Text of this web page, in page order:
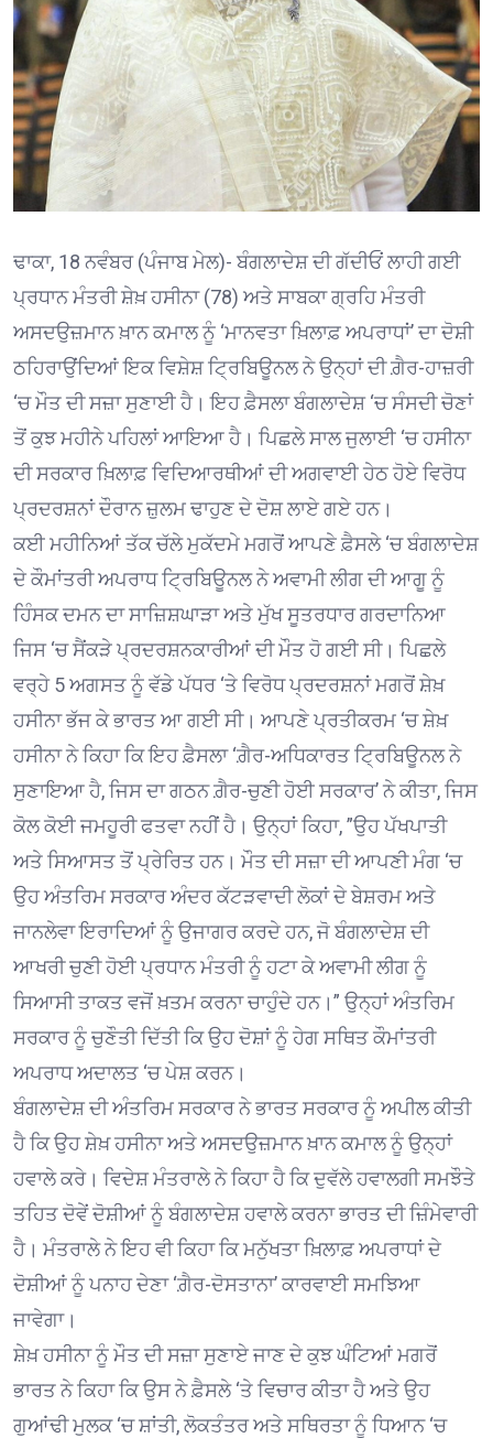
ਢਾਕਾ, 18 ਨਵੰਬਰ (ਪੰਜਾਬ ਮੇਲ)- ਬੰਗਲਾਦੇਸ਼ ਦੀ ਗੱਦੀਓਂ ਲਾਹੀ ਗਈ
ਪ੍ਰਧਾਨ ਮੰਤਰੀ ਸ਼ੇਖ਼ ਹਸੀਨਾ (78) ਅਤੇ ਸਾਬਕਾ ਗ੍ਰਹਿ ਮੰਤਰੀ
ਅਸਦਉਜ਼ਮਾਨ ਖ਼ਾਨ ਕਮਾਲ ਨੂੰ ‘ਮਾਨਵਤਾ ਖ਼ਿਲਾਫ਼ ਅਪਰਾਧਾਂ’ ਦਾ ਦੋਸ਼ੀ
ਠਹਿਰਾਉਂਦਿਆਂ ਇਕ ਵਿਸ਼ੇਸ਼ ਟ੍ਰਿਬਿਊਨਲ ਨੇ ਉਨ੍ਹਾਂ ਦੀ ਗ਼ੈਰ-ਹਾਜ਼ਰੀ
‘ਚ ਮੌਤ ਦੀ ਸਜ਼ਾ ਸੁਣਾਈ ਹੈ। ਇਹ ਫ਼ੈਸਲਾ ਬੰਗਲਾਦੇਸ਼ ‘ਚ ਸੰਸਦੀ ਚੋਣਾਂ
ਤੋਂ ਕੁਝ ਮਹੀਨੇ ਪਹਿਲਾਂ ਆਇਆ ਹੈ। ਪਿਛਲੇ ਸਾਲ ਜੁਲਾਈ ‘ਚ ਹਸੀਨਾ
ਦੀ ਸਰਕਾਰ ਖ਼ਿਲਾਫ਼ ਵਿਦਿਆਰਥੀਆਂ ਦੀ ਅਗਵਾਈ ਹੇਠ ਹੋਏ ਵਿਰੋਧ
ਪ੍ਰਦਰਸ਼ਨਾਂ ਦੌਰਾਨ ਜ਼ੁਲਮ ਢਾਹੁਣ ਦੇ ਦੋਸ਼ ਲਾਏ ਗਏ ਹਨ।
ਕਈ ਮਹੀਨਿਆਂ ਤੱਕ ਚੱਲੇ ਮੁਕੱਦਮੇ ਮਗਰੋਂ ਆਪਣੇ ਫ਼ੈਸਲੇ ‘ਚ ਬੰਗਲਾਦੇਸ਼
ਦੇ ਕੌਮਾਂਤਰੀ ਅਪਰਾਧ ਟ੍ਰਿਬਿਊਨਲ ਨੇ ਅਵਾਮੀ ਲੀਗ ਦੀ ਆਗੂ ਨੂੰ
ਹਿੰਸਕ ਦਮਨ ਦਾ ਸਾਜ਼ਿਸ਼ਘਾੜਾ ਅਤੇ ਮੁੱਖ ਸੂਤਰਧਾਰ ਗਰਦਾਨਿਆ
ਜਿਸ ‘ਚ ਸੈਂਕੜੇ ਪ੍ਰਦਰਸ਼ਨਕਾਰੀਆਂ ਦੀ ਮੌਤ ਹੋ ਗਈ ਸੀ। ਪਿਛਲੇ
ਵਰ੍ਹੇ 5 ਅਗਸਤ ਨੂੰ ਵੱਡੇ ਪੱਧਰ ‘ਤੇ ਵਿਰੋਧ ਪ੍ਰਦਰਸ਼ਨਾਂ ਮਗਰੋਂ ਸ਼ੇਖ਼
ਹਸੀਨਾ ਭੱਜ ਕੇ ਭਾਰਤ ਆ ਗਈ ਸੀ। ਆਪਣੇ ਪ੍ਰਤੀਕਰਮ ‘ਚ ਸ਼ੇਖ਼
ਹਸੀਨਾ ਨੇ ਕਿਹਾ ਕਿ ਇਹ ਫ਼ੈਸਲਾ ‘ਗ਼ੈਰ-ਅਧਿਕਾਰਤ ਟ੍ਰਿਬਿਊਨਲ ਨੇ
ਸੁਣਾਇਆ ਹੈ, ਜਿਸ ਦਾ ਗਠਨ ਗ਼ੈਰ-ਚੁਣੀ ਹੋਈ ਸਰਕਾਰ’ ਨੇ ਕੀਤਾ, ਜਿਸ
ਕੋਲ ਕੋਈ ਜਮਹੂਰੀ ਫਤਵਾ ਨਹੀਂ ਹੈ। ਉਨ੍ਹਾਂ ਕਿਹਾ, ”ਉਹ ਪੱਖਪਾਤੀ
ਅਤੇ ਸਿਆਸਤ ਤੋਂ ਪ੍ਰੇਰਿਤ ਹਨ। ਮੌਤ ਦੀ ਸਜ਼ਾ ਦੀ ਆਪਣੀ ਮੰਗ ‘ਚ
ਉਹ ਅੰਤਰਿਮ ਸਰਕਾਰ ਅੰਦਰ ਕੱਟੜਵਾਦੀ ਲੋਕਾਂ ਦੇ ਬੇਸ਼ਰਮ ਅਤੇ
ਜਾਨਲੇਵਾ ਇਰਾਦਿਆਂ ਨੂੰ ਉਜਾਗਰ ਕਰਦੇ ਹਨ, ਜੋ ਬੰਗਲਾਦੇਸ਼ ਦੀ
ਆਖਰੀ ਚੁਣੀ ਹੋਈ ਪ੍ਰਧਾਨ ਮੰਤਰੀ ਨੂੰ ਹਟਾ ਕੇ ਅਵਾਮੀ ਲੀਗ ਨੂੰ
ਸਿਆਸੀ ਤਾਕਤ ਵਜੋਂ ਖ਼ਤਮ ਕਰਨਾ ਚਾਹੁੰਦੇ ਹਨ।” ਉਨ੍ਹਾਂ ਅੰਤਰਿਮ
ਸਰਕਾਰ ਨੂੰ ਚੁਣੌਤੀ ਦਿੱਤੀ ਕਿ ਉਹ ਦੋਸ਼ਾਂ ਨੂੰ ਹੇਗ ਸਥਿਤ ਕੌਮਾਂਤਰੀ
ਅਪਰਾਧ ਅਦਾਲਤ ‘ਚ ਪੇਸ਼ ਕਰਨ।
ਬੰਗਲਾਦੇਸ਼ ਦੀ ਅੰਤਰਿਮ ਸਰਕਾਰ ਨੇ ਭਾਰਤ ਸਰਕਾਰ ਨੂੰ ਅਪੀਲ ਕੀਤੀ
ਹੈ ਕਿ ਉਹ ਸ਼ੇਖ਼ ਹਸੀਨਾ ਅਤੇ ਅਸਦਉਜ਼ਮਾਨ ਖ਼ਾਨ ਕਮਾਲ ਨੂੰ ਉਨ੍ਹਾਂ
ਹਵਾਲੇ ਕਰੇ। ਵਿਦੇਸ਼ ਮੰਤਰਾਲੇ ਨੇ ਕਿਹਾ ਹੈ ਕਿ ਦੁਵੱਲੇ ਹਵਾਲਗੀ ਸਮਝੌਤੇ
ਤਹਿਤ ਦੋਵੇਂ ਦੋਸ਼ੀਆਂ ਨੂੰ ਬੰਗਲਾਦੇਸ਼ ਹਵਾਲੇ ਕਰਨਾ ਭਾਰਤ ਦੀ ਜ਼ਿੰਮੇਵਾਰੀ
ਹੈ। ਮੰਤਰਾਲੇ ਨੇ ਇਹ ਵੀ ਕਿਹਾ ਕਿ ਮਨੁੱਖਤਾ ਖ਼ਿਲਾਫ਼ ਅਪਰਾਧਾਂ ਦੇ
ਦੋਸ਼ੀਆਂ ਨੂੰ ਪਨਾਹ ਦੇਣਾ ‘ਗ਼ੈਰ-ਦੋਸਤਾਨਾ’ ਕਾਰਵਾਈ ਸਮਝਿਆ
ਜਾਵੇਗਾ।
ਸ਼ੇਖ਼ ਹਸੀਨਾ ਨੂੰ ਮੌਤ ਦੀ ਸਜ਼ਾ ਸੁਣਾਏ ਜਾਣ ਦੇ ਕੁਝ ਘੰਟਿਆਂ ਮਗਰੋਂ
ਭਾਰਤ ਨੇ ਕਿਹਾ ਕਿ ਉਸ ਨੇ ਫ਼ੈਸਲੇ ‘ਤੇ ਵਿਚਾਰ ਕੀਤਾ ਹੈ ਅਤੇ ਉਹ
ਗੁਆਂਢੀ ਮੁਲਕ ‘ਚ ਸ਼ਾਂਤੀ, ਲੋਕਤੰਤਰ ਅਤੇ ਸਥਿਰਤਾ ਨੂੰ ਧਿਆਨ ‘ਚ